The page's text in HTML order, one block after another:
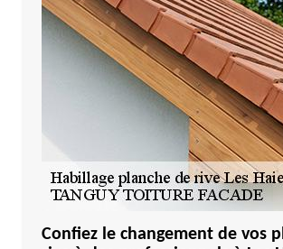
Confiez le changement de vos